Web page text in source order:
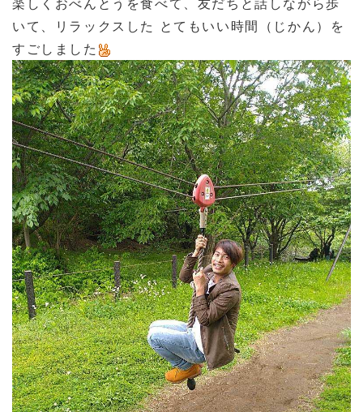
いて、リラックスした とてもいい時間（じかん）を
すごしました